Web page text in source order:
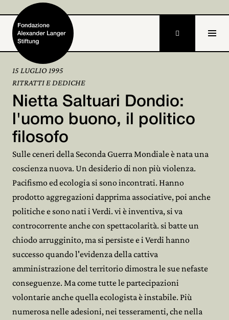
Home
Fondazione
Attività e progetti
Alexander Langer
Archivio
Partecipa

15 LUGLIO 1995
RITRATTI E DEDICHE
Nietta Saltuari Dondio:
l'uomo buono, il politico
filosofo
Sulle ceneri della Seconda Guerra Mondiale è nata una
coscienza nuova. Un desiderio di non più violenza.
Pacifismo ed ecologia si sono incontrati. Hanno
prodotto aggregazioni dapprima associative, poi anche
politiche e sono nati i Verdi. vi è inventiva, si va
controcorrente anche con spettacolarità. si batte un
chiodo arrugginito, ma si persiste e i Verdi hanno
successo quando l'evidenza della cattiva
amministrazione del territorio dimostra le sue nefaste
conseguenze. Ma come tutte le partecipazioni
volontarie anche quella ecologista è instabile. Più
numerosa nelle adesioni, nei tesseramenti, che nella